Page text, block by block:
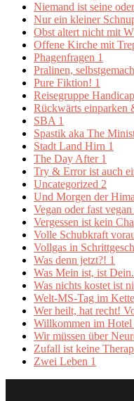
Niemand ist seine
Nur ein kleiner
Obst altert nicht mit
Offene Kirche mit
Phagenfragen 1
Pralinen,
Pure Fiktion! 1
Reisegruppe Handicap
Rückwärts einparken
SBA 1
Spastik aka The
Stadt Land Hirn 1
The Day After 1
Try & Error ist auch
Uncategorized 2
Und Morgen der
Vegan oder fast
Vergessen ist kein
Volle Schubkraft
Vollgas in
Was denn jetzt?! 1
Was Mein ist, ist Dein.
Was nichts kostet ist
Welt-MS-Tag im
Wer heilt, hat recht!
Willkommen im
Wir müssen über
Zufall ist keine
Zwei Leben 1